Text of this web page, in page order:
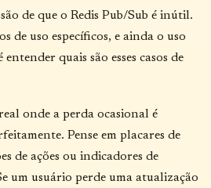
de que o Redis Pub/Sub é inútil.
de uso específicos, e ainda o uso
quais são esses casos de
onde a perda ocasional é
Pense em placares de
de ações ou indicadores de
um usuário perde uma atualização